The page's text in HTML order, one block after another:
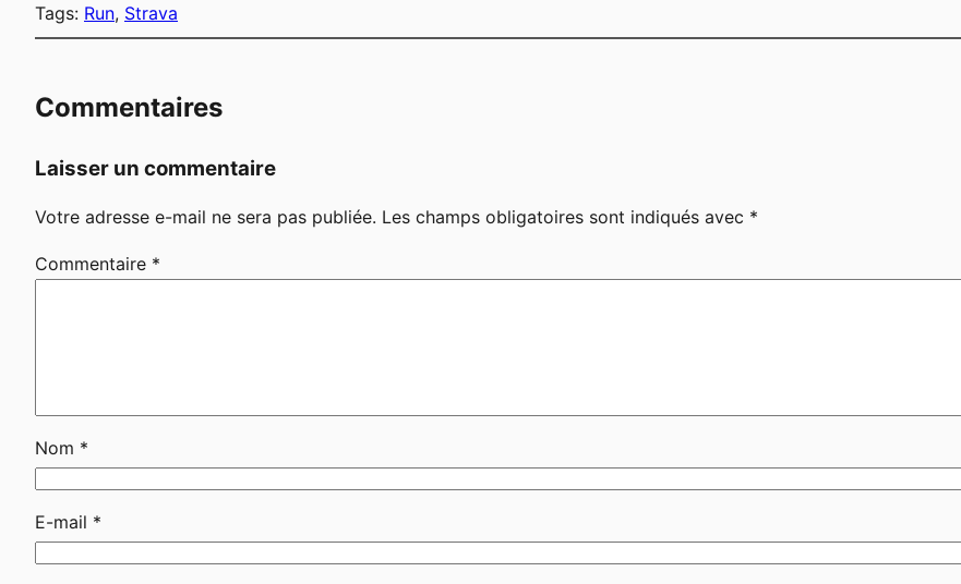
Tags: Run, Strava
Commentaires
Laisser un commentaire
Votre adresse e-mail ne sera pas publiée. Les champs obligatoires sont indiqués avec *
Commentaire *
Nom *
E-mail *